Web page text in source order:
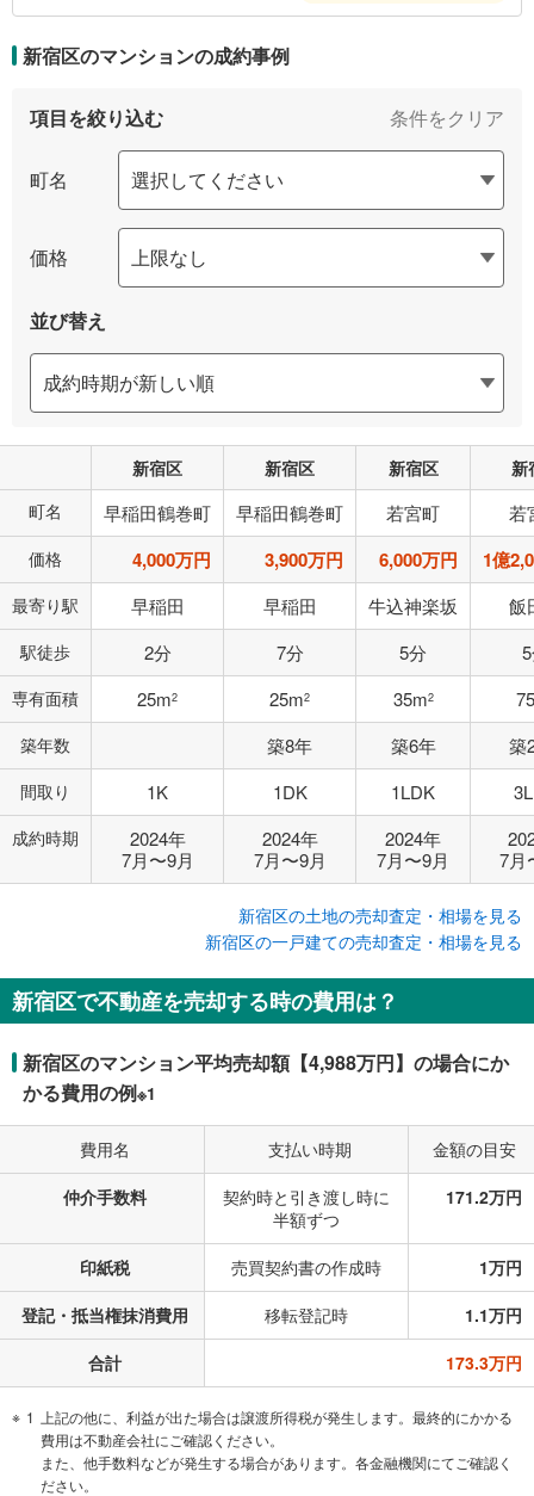
新宿区のマンションの成約事例
項目を絞り込む 条件をクリア
町名
価格
並び替え
新宿区 新宿区 新宿区
新
町名
早稲田鶴巻町 早稲田鶴巻町 若宮町 若
価格 4,000万円 3,900万円 6,000万円 1億
最寄り駅 早稲田 早稲田 牛込神楽坂 飯
駅徒歩 2分 7分 5分
専有面積 25m2 25m2 35m2
築年数 築8年 築6年 築
間取り 1K 1DK 1LDK
成約時期
2024年
7月〜9月
2024年
7月〜9月
2024年
7月〜9月
7月
新宿区の土地の売却査定・相場を見る
新宿区の一戸建ての売却査定・相場を見る
新宿区で不動産を売却する時の費用は？
新宿区のマンション平均売却額【4,988万円】の場合にか
かる費用の例※1
費用名 支払い時期
金額の目安
仲介手数料
契約時と引き渡し時に
半額ずつ
171.2万円
印紙税 売買契約書の作成時
1万円
登記・抵当権抹消費用
移転登記時
1.1万円
合計
173.3万円
1
上記の他に、利益が出た場合は譲渡所得税が発生します。最終的にかかる
費用は不動産会社にご確認ください。
また、他手数料などが発生する場合があります。各金融機関にてご確認く
ださい。